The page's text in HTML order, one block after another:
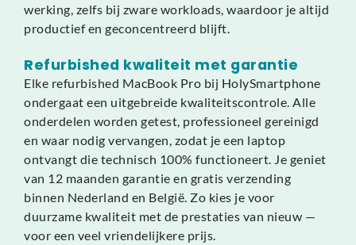
werking, zelfs bij zware workloads, waardoor je altijd
productief en geconcentreerd blijft.
Refurbished kwaliteit met garantie
Elke refurbished MacBook Pro bij HolySmartphone
ondergaat een uitgebreide kwaliteitscontrole. Alle
onderdelen worden getest, professioneel gereinigd
en waar nodig vervangen, zodat je een laptop
ontvangt die technisch 100% functioneert. Je geniet
van 12 maanden garantie en gratis verzending
binnen Nederland en België. Zo kies je voor
duurzame kwaliteit met de prestaties van nieuw —
voor een veel vriendelijkere prijs.